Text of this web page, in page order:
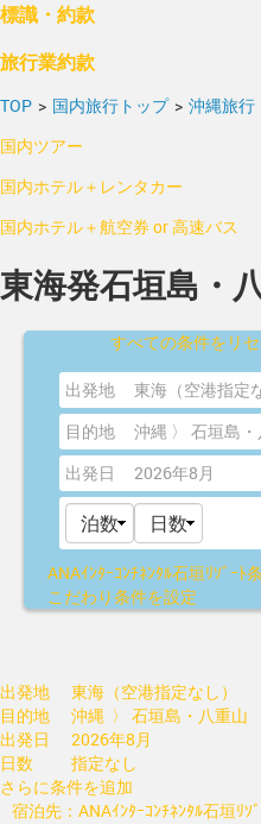
標識・約款
旅行業約款
TOP > 国内旅行トップ > 沖縄旅行
国内ツアー
国内ホテル＋レンタカー
国内ホテル＋航空券 or 高速バス
東海発石垣島・
すべての条件をリ
出発地
東海（空港指定
目的地
沖縄 〉 石垣島
出発日
2026年8月
ANAｲﾝﾀｰｺﾝﾁﾈﾝﾀﾙ石垣ﾘｿﾞｰﾄ
こだわり条件を設定
出発地
東海（空港指定なし）
目的地
沖縄 〉 石垣島・八重山
出発日
2026年8月
日数
指定なし
さらに条件を追加
宿泊先：ANAｲﾝﾀｰｺﾝﾁﾈﾝﾀﾙ石垣ﾘｿ